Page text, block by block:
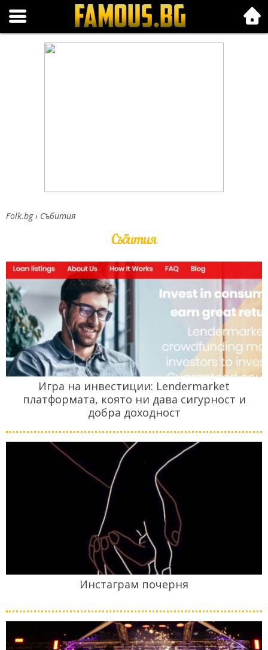
Folk.bg
Folk.bg › Събития
Събития
Игра на инвестиции: Lendermarket
платформата, която ни дава сигурност и
добра доходност
Инстаграм почерня